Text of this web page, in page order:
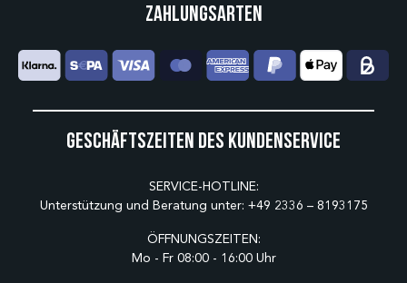
Geschäftszeiten des Kundenservice
SERVICE-HOTLINE:
Unterstützung und Beratung unter: +49 2336 – 8193175
ÖFFNUNGSZEITEN:
Mo - Fr 08:00 - 16:00 Uhr
Zahlungsarten